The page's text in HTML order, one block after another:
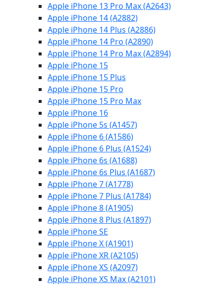
Apple iPhone 13 Pro Max (A2643)
Apple iPhone 14 (A2882)
Apple iPhone 14 Plus (A2886)
Apple iPhone 14 Pro (A2890)
Apple iPhone 14 Pro Max (A2894)
Apple iPhone 15
Apple iPhone 15 Plus
Apple iPhone 15 Pro
Apple iPhone 15 Pro Max
Apple iPhone 16
Apple iPhone 5s (A1457)
Apple iPhone 6 (A1586)
Apple iPhone 6 Plus (A1524)
Apple iPhone 6s (A1688)
Apple iPhone 6s Plus (A1687)
Apple iPhone 7 (A1778)
Apple iPhone 7 Plus (A1784)
Apple iPhone 8 (A1905)
Apple iPhone 8 Plus (A1897)
Apple iPhone SE
Apple iPhone X (A1901)
Apple iPhone XR (A2105)
Apple iPhone XS (A2097)
Apple iPhone XS Max (A2101)